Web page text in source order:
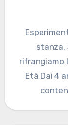
stanza.
rifrangiamo
Età Dai 4